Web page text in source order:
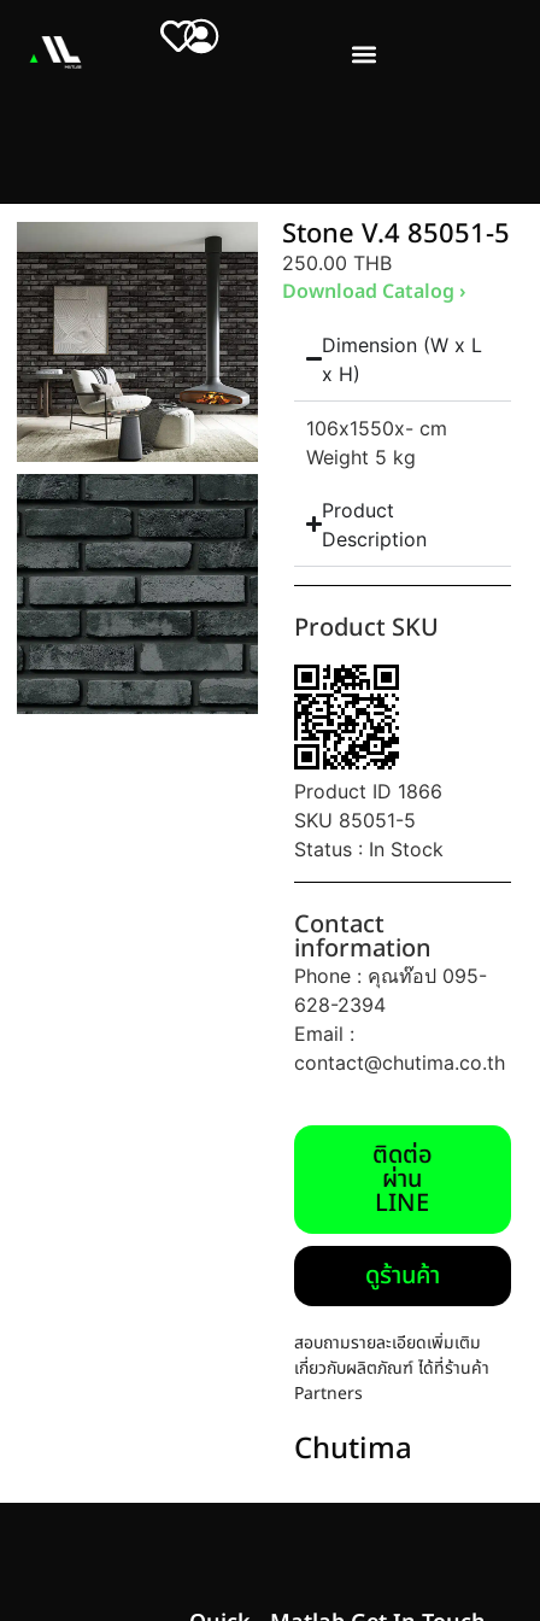
Stone V.4 85051-5
250.00 THB
Download Catalog ›
Dimension (W x L
x H)
106x1550x- cm
Weight 5 kg
Product
Description
Product SKU
Product ID 1866
SKU 85051-5
Status : In Stock
Contact
information
Phone : คุณท๊อป 095-
628-2394
Email :
contact@chutima.co.th
ติดต่อ
ผ่าน
LINE
ดูร้านค้า
สอบถามรายละเอียดเพิ่มเติม
เกี่ยวกับผลิตภัณฑ์ ได้ที่ร้านค้า
Partners
Chutima